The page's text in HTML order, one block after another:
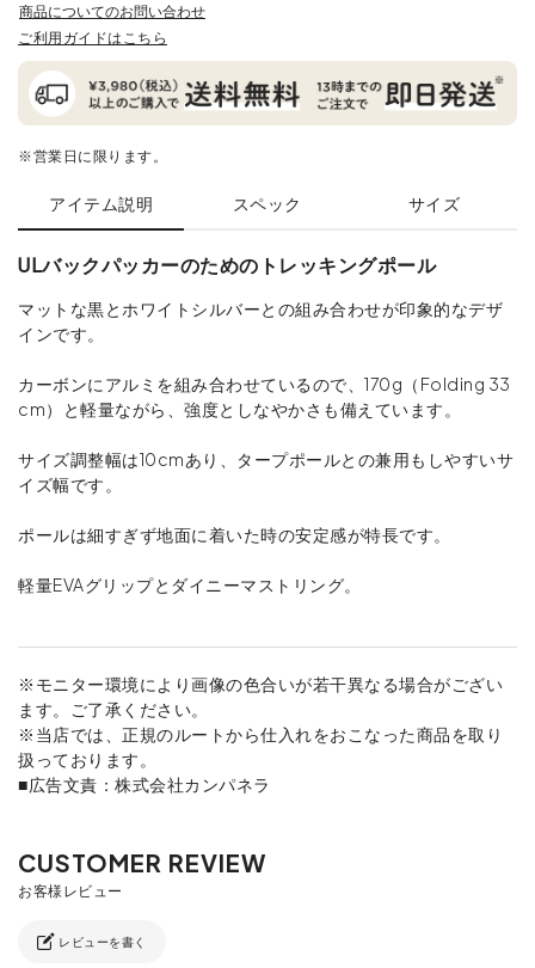
商品についてのお問い合わせ
ご利用ガイドはこちら
※営業日に限ります。
アイテム説明 スペック サイズ
ULバックパッカーのためのトレッキングポール
マットな黒とホワイトシルバーとの組み合わせが印象的なデザ
インです。
カーボンにアルミを組み合わせているので、170g（Folding 33
cm）と軽量ながら、強度としなやかさも備えています。
サイズ調整幅は10cmあり、タープポールとの兼用もしやすいサ
イズ幅です。
ポールは細すぎず地面に着いた時の安定感が特長です。
軽量EVAグリップとダイニーマストリング。
※モニター環境により画像の色合いが若干異なる場合がござい
ます。ご了承ください。
※当店では、正規のルートから仕入れをおこなった商品を取り
扱っております。
■広告文責：株式会社カンパネラ
レビューを書く